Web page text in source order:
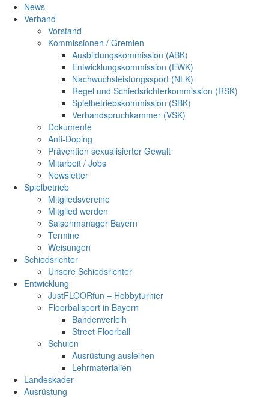
News
Verband
Vorstand
Kommissionen / Gremien
Ausbildungskommission (ABK)
Entwicklungskommission (EWK)
Nachwuchsleistungssport (NLK)
Regel und Schiedsrichterkommission (RSK)
Spielbetriebskommission (SBK)
Verbandspruchkammer (VSK)
Dokumente
Anti-Doping
Prävention sexualisierter Gewalt
Mitarbeit / Jobs
Newsletter
Spielbetrieb
Mitgliedsvereine
Mitglied werden
Saisonmanager Bayern
Termine
Weisungen
Schiedsrichter
Unsere Schiedsrichter
Entwicklung
JustFLOORfun – Hobbyturnier
Floorballsport in Bayern
Bandenverleih
Street Floorball
Schulen
Ausrüstung ausleihen
Lehrmaterialien
Landeskader
Ausrüstung